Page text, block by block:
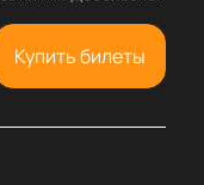
Купить билеты